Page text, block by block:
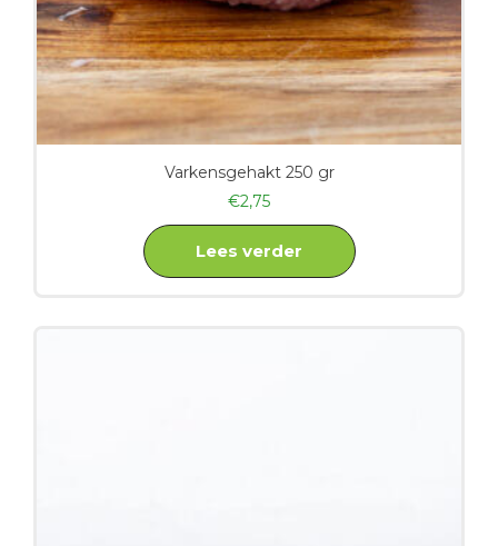
Varkensgehakt 250 gr
€2,75
Lees verder